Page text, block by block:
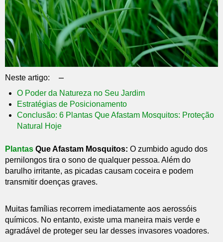
Neste artigo: –
O Poder da Natureza no Seu Jardim
Estratégias de Posicionamento
Conclusão: 6 Plantas Que Afastam Mosquitos: Proteção
Natural Hoje
Plantas Que Afastam Mosquitos: O zumbido agudo dos
pernilongos tira o sono de qualquer pessoa. Além do
barulho irritante, as picadas causam coceira e podem
transmitir doenças graves.
Muitas famílias recorrem imediatamente aos aerossóis
químicos. No entanto, existe uma maneira mais verde e
agradável de proteger seu lar desses invasores voadores.